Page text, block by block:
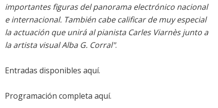
importantes figuras del panorama electrónico nacional
e internacional. También cabe calificar de muy especial
la actuación que unirá al pianista Carles Viarnès junto a
la artista visual Alba G. Corral".
Entradas disponibles aquí.
Programación completa aquí.